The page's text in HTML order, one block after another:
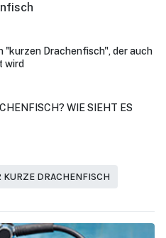
"kurzen Drachenfisch", der auch
wird
WIE SIEHT ES
DRACHENFISCH